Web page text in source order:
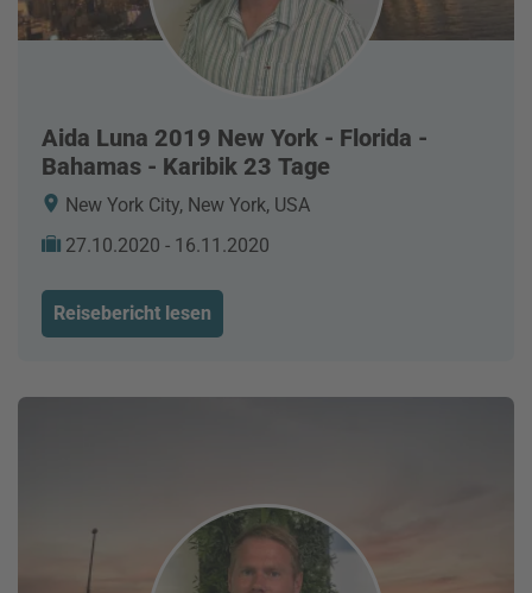
Aida Luna 2019 New York - Florida -
Bahamas - Karibik 23 Tage
New York City, New York, USA
27.10.2020 - 16.11.2020
Reisebericht lesen